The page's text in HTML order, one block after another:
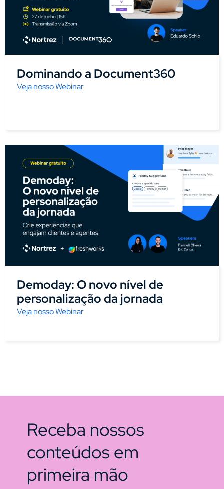
Dominando a Document360
Veja nosso Webinar
Demoday: O novo nível de
personalização da jornada
Veja nosso Webinar
Receba nossos
conteúdos em
primeira mão